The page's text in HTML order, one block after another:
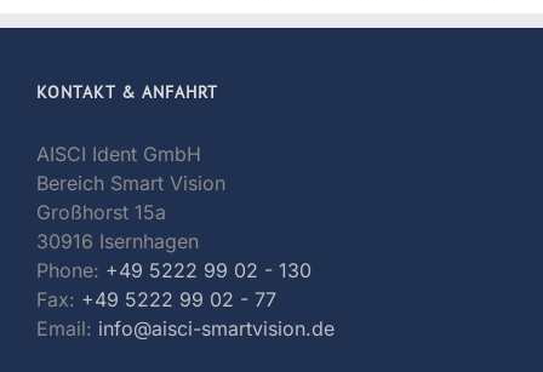
KONTAKT & ANFAHRT
AISCI Ident GmbH
Bereich Smart Vision
Großhorst 15a
30916 Isernhagen
Phone: +49 5222 99 02 - 130
Fax: +49 5222 99 02 - 77
Email: info@aisci-smartvision.de